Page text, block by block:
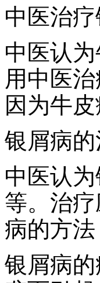
中医治
中医认
用中医
因为牛
银屑病
中医认
等。治
病的方法
银屑病